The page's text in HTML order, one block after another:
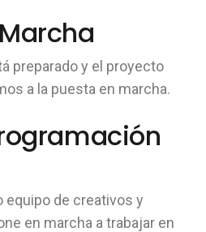
preparado y el proyecto
a la puesta en marcha.
equipo de creativos y
en marcha a trabajar en